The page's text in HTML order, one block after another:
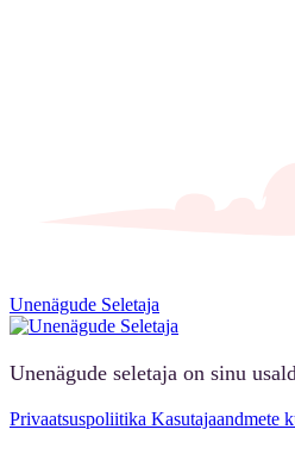
Unenägude Seletaja
Unenägude seletaja on sinu
Privaatsuspoliitika Kasutajaandmete